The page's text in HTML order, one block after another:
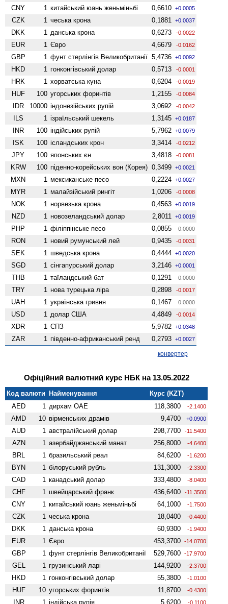
CNY 1 китайський юань женьмiньбi 0,6610 +0.0005
CZK 1 чеська крона 0,1881 +0.0037
DKK 1 данська крона 0,6273 -0.0022
EUR 1 Євро 4,6679 -0.0162
GBP 1 фунт стерлінгів Велико­британії 5,4736 +0.0092
HKD 1 гонконгівський долар 0,5713 -0.0001
HRK 1 хорватська куна 0,6204 -0.0019
HUF 100 угорських форинтів 1,2155 -0.0084
IDR 10000 індонезійських рупій 3,0692 -0.0042
ILS 1 ізраїльський шекель 1,3145 +0.0187
INR 100 індійських рупій 5,7962 +0.0079
ISK 100 ісландських крон 3,3414 -0.0212
JPY 100 японських єн 3,4818 -0.0081
KRW 100 піденно-корейських вон (Корея) 0,3499 +0.0021
MXN 1 мексиканське песо 0,2224 +0.0027
MYR 1 малайзійський рингіт 1,0206 -0.0008
NOK 1 норвезька крона 0,4563 +0.0019
NZD 1 ново­зеландський долар 2,8011 +0.0019
PHP 1 філіппінське песо 0,0855 0.0000
RON 1 новий румунський лей 0,9435 -0.0031
SEK 1 шведська крона 0,4444 +0.0020
SGD 1 сінгапурський долар 3,2146 +0.0001
THB 1 таїландський бат 0,1291 0.0000
TRY 1 нова турецька ліра 0,2898 -0.0017
UAH 1 українська гривня 0,1467 0.0000
USD 1 долар США 4,4849 -0.0014
XDR 1 СПЗ 5,9782 +0.0348
ZAR 1 південно-африканський ренд 0,2793 +0.0027
конвертер
Офіційний валютний курс НБК на 13.05.2022
Код валюти Найменування
Курс (KZT)
AED
1 дирхам ОАЕ 118,3800 -2.1400
AMD 10 вiрменських драмів 9,4700 +0.0900
AUD 1 австралійський долар 298,7700 -11.5400
AZN 1 азербайджанський манат 256,8000 -4.6400
BRL 1 бразильський реал 84,6200 -1.6200
BYN 1 білоруський рубль 131,3000 -2.3300
CAD 1 канадський долар 333,4800 -8.0400
CHF 1 швейцарський франк 436,6400 -11.3500
CNY 1 китайський юань женьмiньбi 64,1000 -1.7500
CZK 1 чеська крона 18,0400 -0.4400
DKK 1 данська крона 60,9300 -1.9400
EUR 1 Євро 453,3700 -14.0700
GBP 1 фунт стерлінгів Велико­британії 529,7600 -17.9700
GEL 1 грузинський ларі 144,9200 -2.3700
HKD 1 гонконгівський долар 55,3800 -1.0100
HUF 10 угорських форинтів 11,8700 -0.4300
INR 1 індійська рупія 5,6200 -0.1100